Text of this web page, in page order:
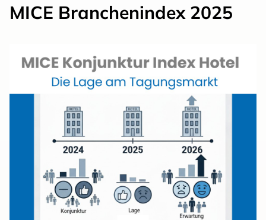
MICE Branchenindex 2025